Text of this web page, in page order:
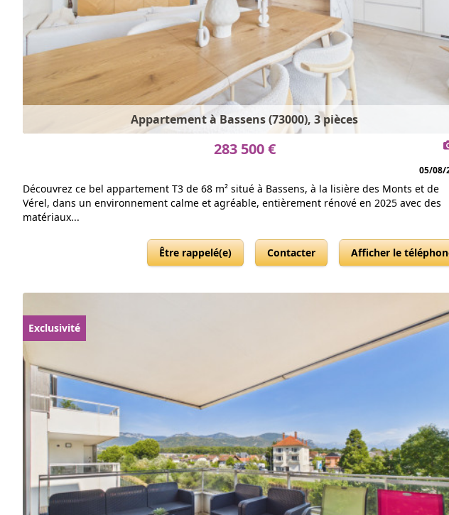
Appartement à Bassens (73000), 3 pièces
283 500 €
05/08/
Découvrez ce bel appartement T3 de 68 m² situé à Bassens, à la lisière des Monts et de
Vérel, dans un environnement calme et agréable, entièrement rénové en 2025 avec des
matériaux...
Être rappelé(e) Contacter Afficher le
Exclusivité